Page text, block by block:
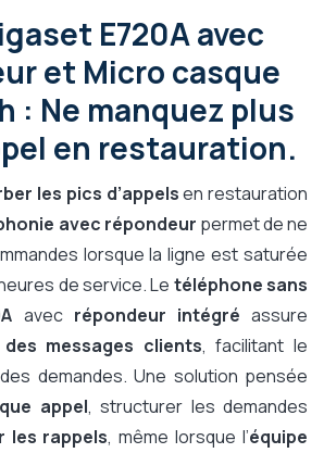
E720A avec
et Micro casque
: Ne manquez plus
en restauration.
les pics d’appelsen restauration
avec répondeur permet de ne
lorsque la ligne est saturée
de service. Le téléphone sans
avec répondeur intégréassure
messages clients, facilitant le
demandes. Une solution pensée
appel, structurer les demandes
les rappels, même lorsque l’équipe